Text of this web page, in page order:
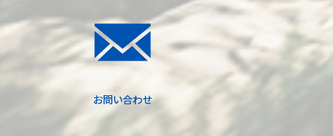
お問い合わせ